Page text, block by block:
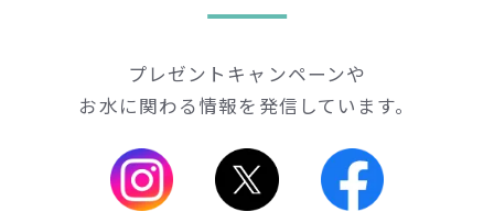
プレゼントキャンペーンや
お水に関わる情報を発信しています。